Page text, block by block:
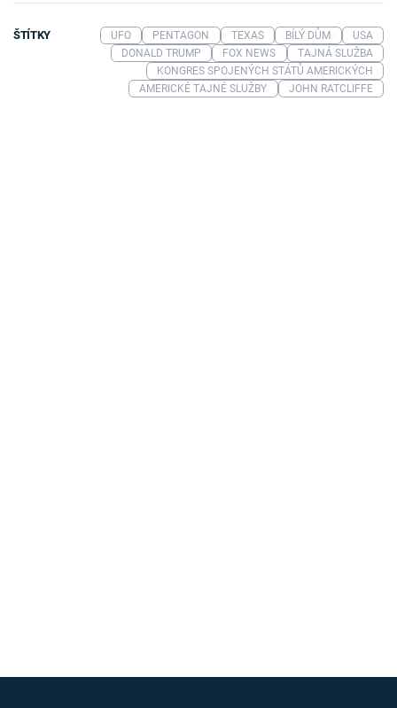
ŠTÍTKY UFO PENTAGON TEXAS BÍLÝ DŮM
USA
DONALD TRUMP
FOX NEWS
TAJNÁ SLUŽBA
KONGRES SPOJENÝCH STÁTŮ AMERICKÝCH
AMERICKÉ TAJNÉ SLUŽBY
JOHN RATCLIFFE